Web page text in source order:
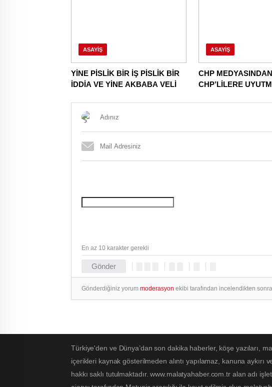
ASAYIŞ
YİNE PİSLİK BİR İŞ PİSLİK BİR
İDDİA VE YİNE AKBABA VELİ
ASAYIŞ
CHP MEDYASINDAN
CHP’LİLERE
Gönder
En az 10 karakter gerekli
Gönderdiğiniz yorum moderasyon ekibi tarafından incelendikten sonra
Türkiye'den ve Dünya’dan son dakika haberler, köşe yazıları,
içerikleri kaynak gösterilmeden alıntı yapılamaz, kanuna
hakkı saklı tutulmaktadır. www.malatyahaber.com.tr alan adı